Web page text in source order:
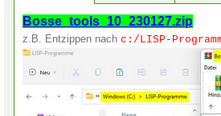
Bosse_tools_10_230127.zip
z.B. Entzippen nach c:/LISP-
Bosse_tools_10-Download-
Sie haben noch keineBosse_tools 10
Download und zur Installation der
Bosse_tools_10-Download-
Installation_Aktualisierung.mp4
Sie haben bereits eine ältere Version
Bosse_tools_10-Installation.pdf
Anleitung zur Installation derBosse_tools